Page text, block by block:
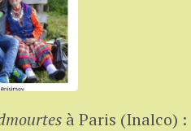
à Paris (Inalco) :